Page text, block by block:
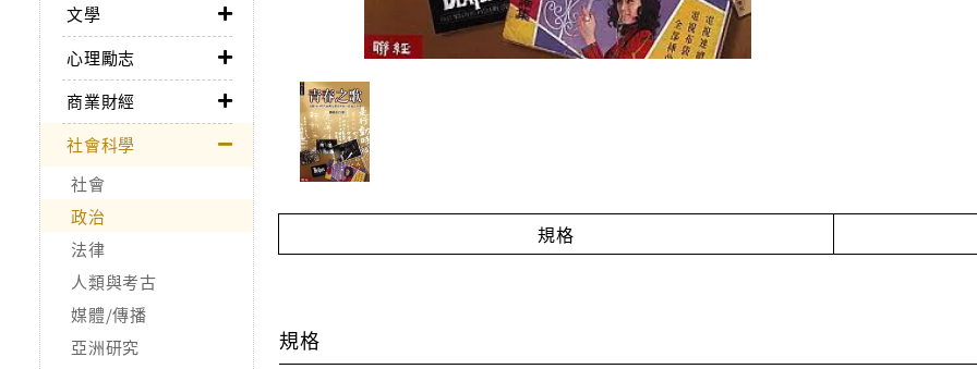
文學
心理勵志
商業財經
社會科學
社會
政治
法律
人類與考古
媒體/傳播
亞洲研究
規格
規格